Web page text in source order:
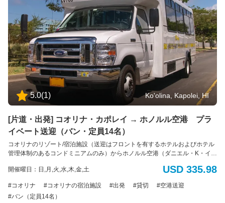
ご理解とご協力をお願いいたします。
5.0(1) Ko'olina, Kapolei, HI
[片道・出発] コオリナ・カポレイ → ホノルル空港 プラ
イベート送迎（バン・定員14名）
コオリナのリゾート/宿泊施設（送迎はフロントを有するホテルおよびホテル
管理体制のあるコンドミニアムのみ）からホノルル空港（ダニエル・K・イノ
員： 最大14名様（標準サイズの荷物14個まで） *追加のバッグ、大型の荷
カの障害者法に基づく配慮）：車椅子のアシスタントが利用可能です。障害
による特別な配慮が必要な場合は、予約時に具体的な要件をお知らせくださ
開催曜日：日,月,火,水,木,金,土 USD 335.98
コオリナ コオリナの宿泊施設 出発 貸切
空港送迎
バン（定員14名）
ア
ロ
👋
私
は
バ
チ
ル
シ